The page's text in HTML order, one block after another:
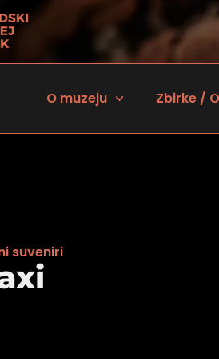
O muzeju Zbirke /
suveniri
vida